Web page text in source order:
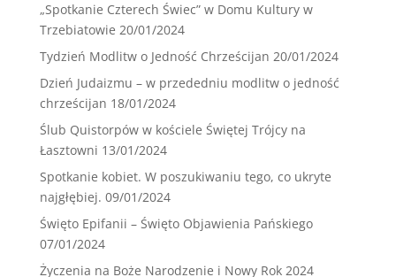
„Spotkanie Czterech Świec” w Domu Kultury w
Trzebiatowie 20/01/2024
Tydzień Modlitw o Jedność Chrześcijan 20/01/2024
Dzień Judaizmu – w przededniu modlitw o jedność
chrześcijan 18/01/2024
Ślub Quistorpów w kościele Świętej Trójcy na
Łasztowni 13/01/2024
Spotkanie kobiet. W poszukiwaniu tego, co ukryte
najgłębiej. 09/01/2024
Święto Epifanii – Święto Objawienia Pańskiego
07/01/2024
Życzenia na Boże Narodzenie i Nowy Rok 2024